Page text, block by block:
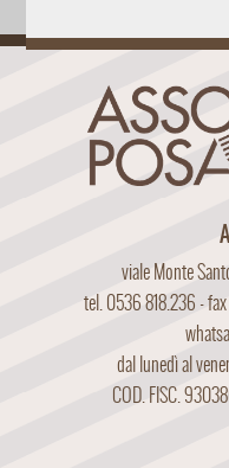
viale Monte
tel. 0536 818.236 -
dal lunedì al
COD. FISC.